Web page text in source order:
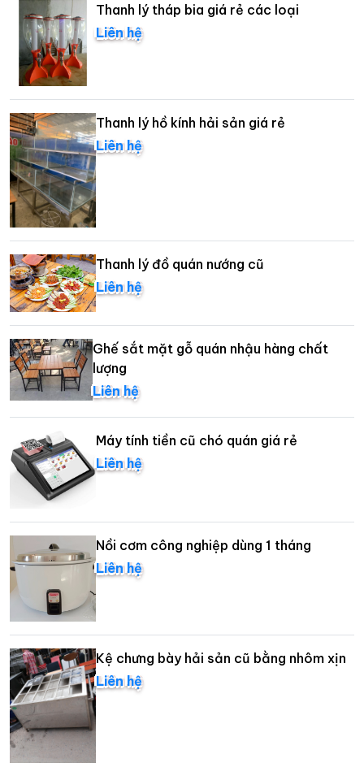
Thanh lý tháp bia giá rẻ các loại
Liên hệ
Thanh lý hồ kính hải sản giá rẻ
Liên hệ
Thanh lý đồ quán nướng cũ
Liên hệ
Ghế sắt mặt gỗ quán nhậu hàng chất
lượng
Liên hệ
Máy tính tiền cũ chó quán giá rẻ
Liên hệ
Nồi cơm công nghiệp dùng 1 tháng
Liên hệ
Kệ chưng bày hải sản cũ bằng nhôm xịn
Liên hệ